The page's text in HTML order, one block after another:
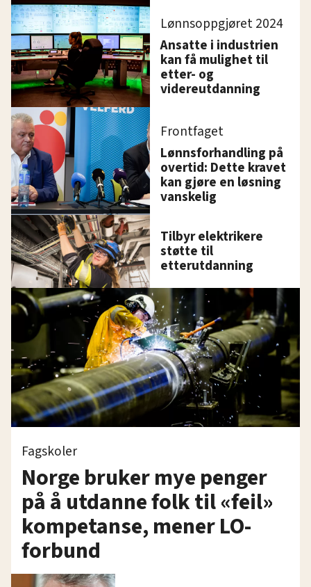
Lønnsoppgjøret 2024
Ansatte i industrien
kan få mulighet til
etter- og
videreutdanning
Frontfaget
Lønnsforhandling på
overtid: Dette kravet
kan gjøre en løsning
vanskelig
Tilbyr elektrikere
støtte til
etterutdanning
Fagskoler
Norge bruker mye penger
på å utdanne folk til «feil»
kompetanse, mener LO-
forbund